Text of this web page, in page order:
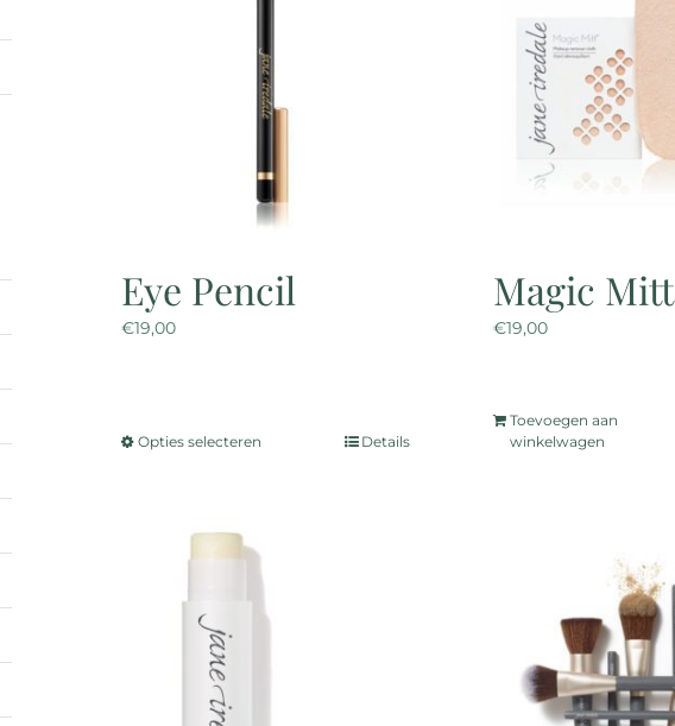
optie
op
de
Eye Pencil
€19,00
Opties selecteren
optie
Details
Magic Mitt
€19,00
Toevoegen aan
winkelwagen